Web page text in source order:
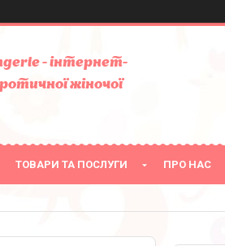
- інтернет-
жіночої
ТОВАРИ ТА ПОСЛУГИ ПРО НАС